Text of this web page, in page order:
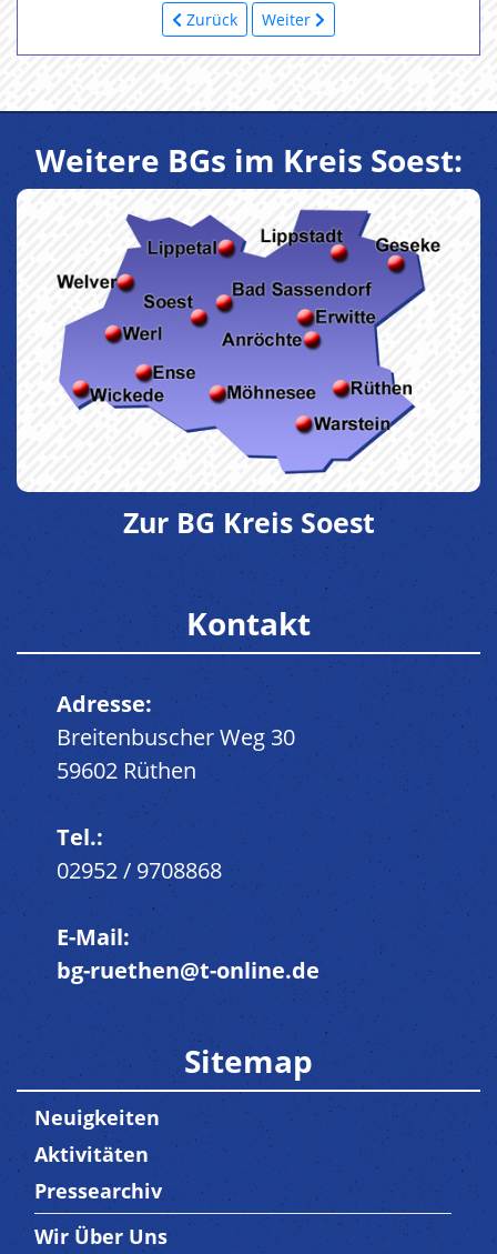
Zurück Weiter
Weitere BGs im Kreis Soest:
Zur BG Kreis Soest
Kontakt
Adresse:
Breitenbuscher Weg 30
59602 Rüthen
Tel.:
02952 / 9708868
E-Mail:
bg-ruethen@t-online.de
Sitemap
Neuigkeiten
Aktivitäten
Pressearchiv
Trenner3
Wir Über Uns